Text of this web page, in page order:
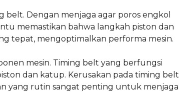
belt. Dengan menjaga agar poros engkol
memastikan bahwa langkah piston dan
tepat, mengoptimalkan performa mesin.
mesin. Timing belt yang berfungsi
dan katup. Kerusakan pada timing belt
yang rutin sangat penting untuk menjaga